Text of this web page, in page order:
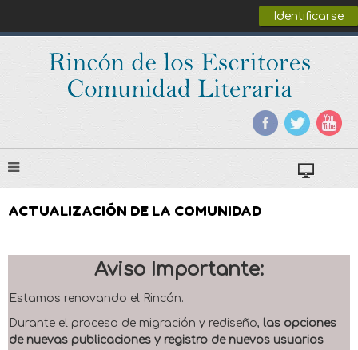
Identificarse
ACTUALIZACIÓN DE LA COMUNIDAD
Aviso Importante:
Estamos renovando el Rincón.
Durante el proceso de migración y rediseño, las opciones
de nuevas publicaciones y registro de nuevos usuarios